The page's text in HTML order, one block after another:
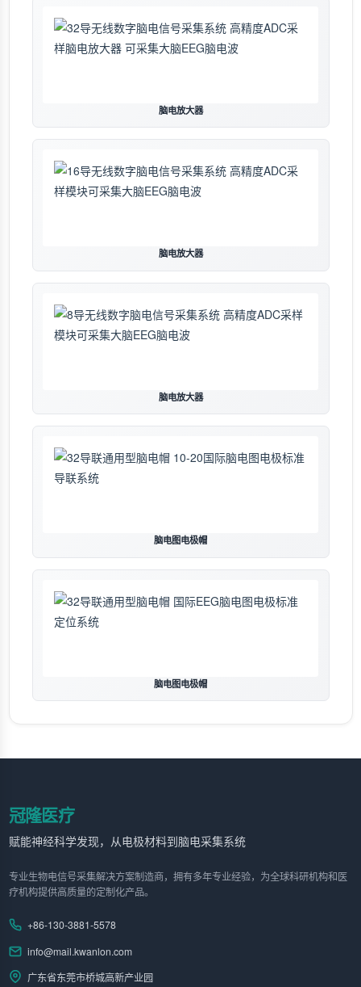
脑电放大器
脑电放大器
脑电放大器
脑电图电极帽
脑电图电极帽
冠隆医疗
赋能神经科学发现，从电极材料到脑电采集系统
专业生物电信号采集解决方案制造商，拥有多年专业经验，为全球科研机构和医
疗机构提供高质量的定制化产品。
+86-130-3881-5578
info@mail.kwanlon.com
广东省东莞市桥城高新产业园